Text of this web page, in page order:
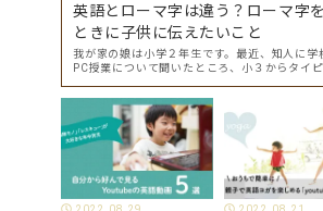
英語とローマ字は違う？ローマ字
ときに子供に伝えたいこと
我が家の娘は小学２年生です。最近、知人に学
PC授業について聞いたところ、小３からタイピ
よ、ということでした。 その話を聞いた娘は「
ってみたい」ということでタイピングを始めた